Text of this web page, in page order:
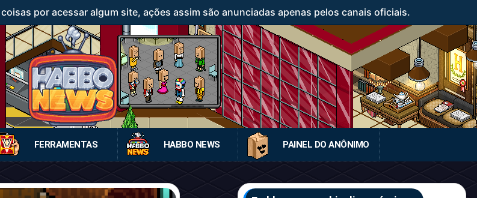
coisas por acessar algum site, ações assim são anunciadas apenas pelos canais oficiais.
FERRAMENTAS HABBO NEWS PAINEL DO ANÔNIMO